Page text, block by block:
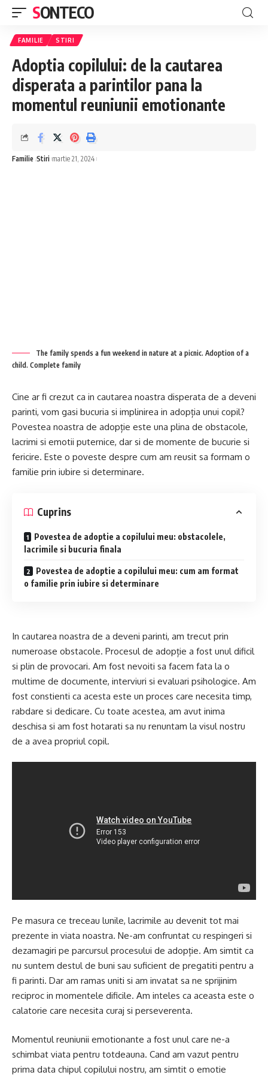
SONTECO
FAMILIE STIRI
Adoptia copilului: de la cautarea
disperata a parintilor pana la
momentul reuniunii emotionante
Familie Stiri martie 21, 2024
The family spends a fun weekend in nature at a picnic. Adoption of a
child. Complete family
Cine ar fi crezut ca in cautarea noastra disperata de a deveni
parinti, vom gasi bucuria si implinirea in adopția unui copil?
Povestea noastra de adopție este una plina de obstacole,
lacrimi si emotii puternice, dar si de momente de bucurie si
fericire. Este o poveste despre cum am reusit sa formam o
familie prin iubire si determinare.
Cuprins
Povestea de adoptie a copilului meu: obstacolele,
lacrimile si bucuria finala
Povestea de adoptie a copilului meu: cum am format
o familie prin iubire si determinare
In cautarea noastra de a deveni parinti, am trecut prin
numeroase obstacole. Procesul de adopție a fost unul dificil
si plin de provocari. Am fost nevoiti sa facem fata la o
multime de documente, interviuri si evaluari psihologice. Am
fost constienti ca acesta este un proces care necesita timp,
rabdare si dedicare. Cu toate acestea, am avut inima
deschisa si am fost hotarati sa nu renuntam la visul nostru
de a avea propriul copil.
Pe masura ce treceau lunile, lacrimile au devenit tot mai
prezente in viata noastra. Ne-am confruntat cu respingeri si
dezamagiri pe parcursul procesului de adopție. Am simtit ca
nu suntem destul de buni sau suficient de pregatiti pentru a
fi parinti. Dar am ramas uniti si am invatat sa ne sprijinim
reciproc in momentele dificile. Am inteles ca aceasta este o
calatorie care necesita curaj si perseverenta.
Momentul reuniunii emotionante a fost unul care ne-a
schimbat viata pentru totdeauna. Cand am vazut pentru
prima data chipul copilului nostru, am simtit o emotie